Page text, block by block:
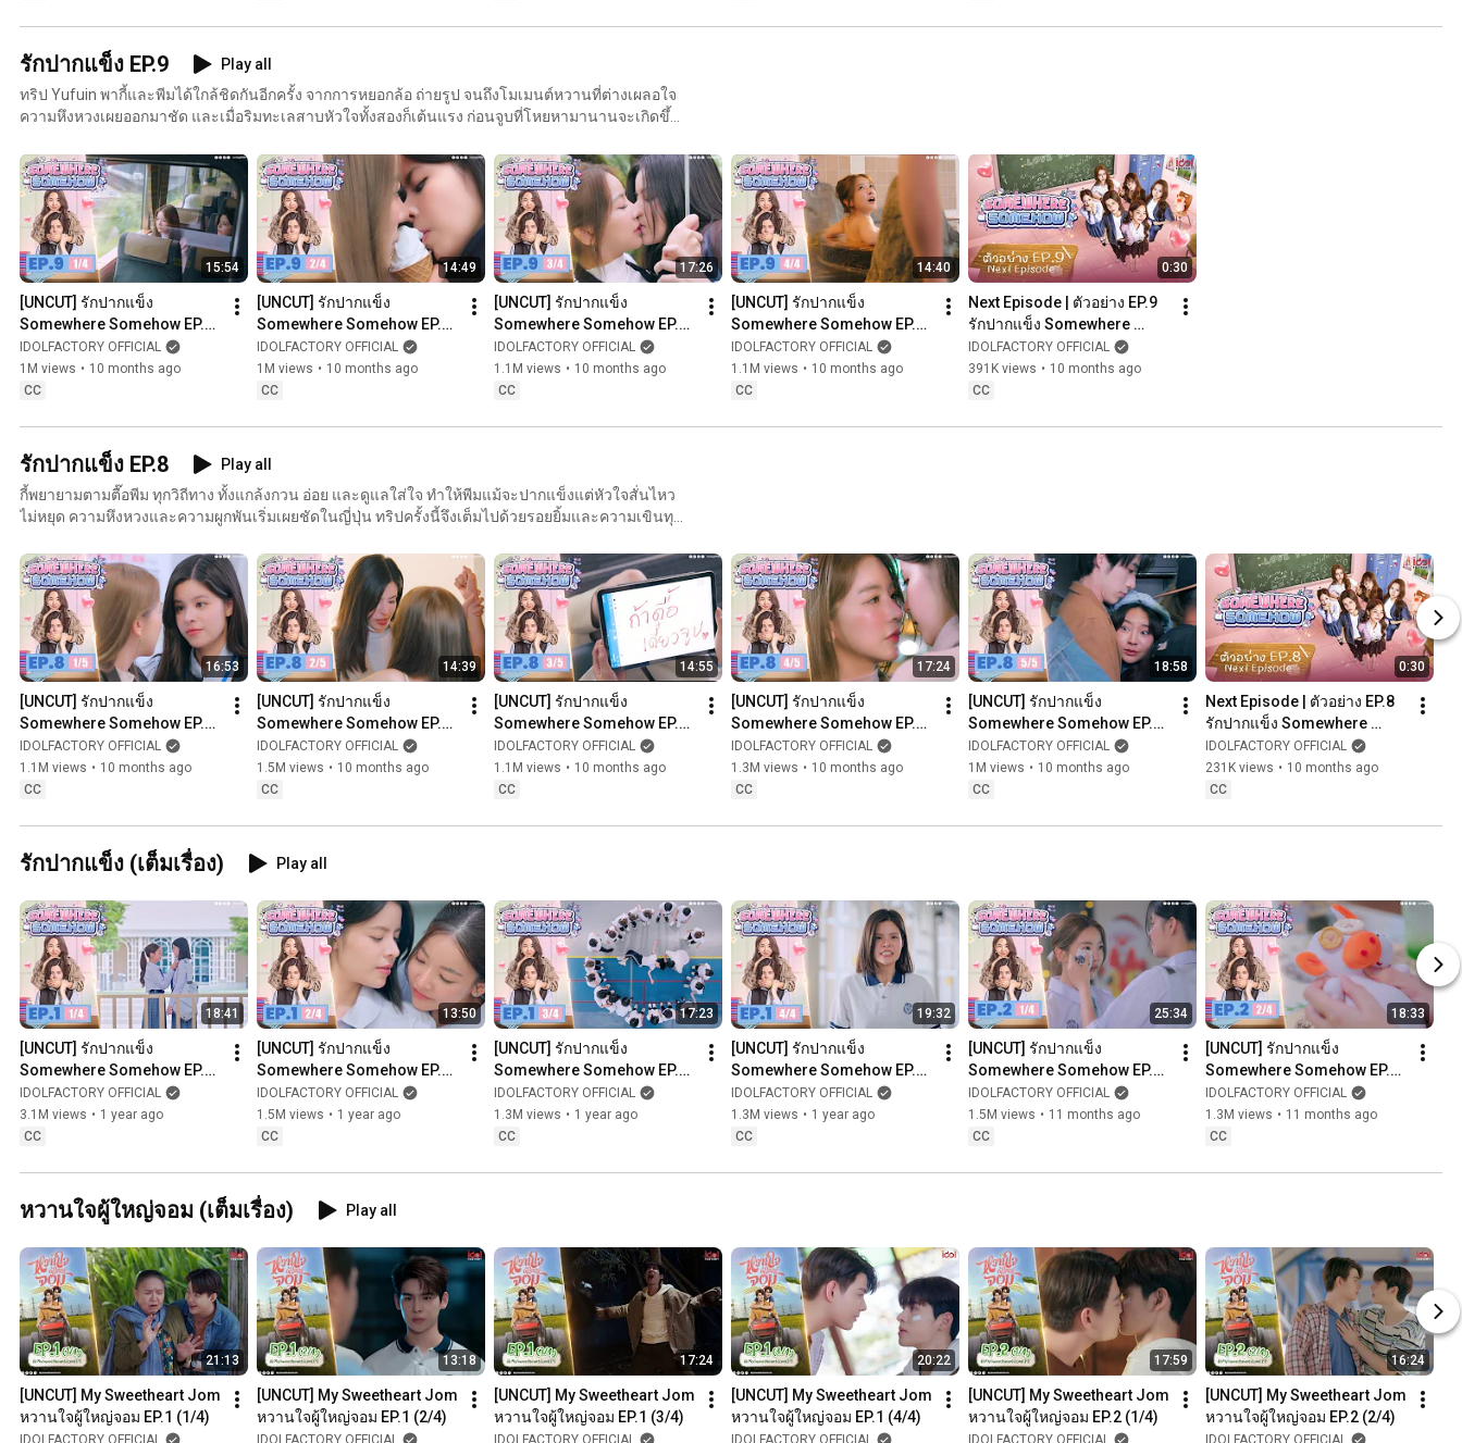
รักปากแข็ง EP.9
Play all
ทริป Yufuin พากี้และพีมได้ใกล้ชิดกันอีกครั้ง จากการหยอกล้อ ถ่ายรูป จนถึงโมเมนต์หวานที่ต่างเผลอใจ
ความหึงหวงเผยออกมาชัด และเมื่อริมทะเลสาบหัวใจทั้งสองก็เต้นแรง ก่อนจูบที่โหยหามานานจะเกิดขึ้น
moments. Jealousy slips through, and by the lakeside, their long-yearned kiss finally brings their
hearts back together. 由布院之旅让Kee和Peem再次靠近，从打趣、合影到甜蜜瞬间，心动不断。
醋意渐渐浮现，而在湖畔，两人终于迎来那场期待已久的吻。 A viagem para Yufuin aproxima Kee
e Peem mais uma vez entre provocações, fotos e momentos de puro encanto. O ciúme se revela,
e à beira do lago, o tão esperado beijo finalmente une seus corações.
15:54
[UNCUT] รักปากแข็ง
Somewhere Somehow EP.9
(1/4)
IDOLFACTORY OFFICIAL
1M views • 10 months ago
CC
14:49
[UNCUT] รักปากแข็ง
Somewhere Somehow EP.9
(2/4)
IDOLFACTORY OFFICIAL
1M views • 10 months ago
CC
17:26
[UNCUT] รักปากแข็ง
Somewhere Somehow EP.9
(3/4)
IDOLFACTORY OFFICIAL
1.1M views • 10 months ago
CC
14:40
[UNCUT] รักปากแข็ง
Somewhere Somehow EP.9
(4/4)
IDOLFACTORY OFFICIAL
1.1M views • 10 months ago
CC
0:30
Next Episode | ตัวอย่าง EP.9
รักปากแข็ง Somewhere
Somehow
IDOLFACTORY OFFICIAL
391K views • 10 months ago
CC
รักปากแข็ง EP.8
Play all
กี้พยายามตามตื๊อพีม ทุกวิถีทาง ทั้งแกล้งกวน อ่อย และดูแลใส่ใจ ทำให้พีมแม้จะปากแข็งแต่หัวใจสั่นไหว
ไม่หยุด ความหึงหวงและความผูกพันเริ่มเผยชัดในญี่ปุ่น ทริปครั้งนี้จึงเต็มไปด้วยรอยยิ้มและความเขินทุก
Peem stays stubborn, her heart can’t stop trembling. In Japan, jealousy and hidden feelings rise to
the surface, turning every moment into smiles, blushes, and sweet tension. Kee用尽办法黏着
Peem，时而捉弄、时而体贴又暗暗撒娇。即使Peem嘴硬，心却不断颤动。在日本，醋意与深情逐
渐浮现，每一刻都充满笑意与心动。 Kee faz de tudo para reconquistar Peem entre provocações,
cuidados e flertes irresistíveis. Mesmo orgulhosa, o coração de Peem não para de acelerar. No
Japão, ciúmes e sentimentos guardados vêm à tona, tornando cada instante cheio de sorrisos,
suspiros e tensão doce.
16:53
[UNCUT] รักปากแข็ง
Somewhere Somehow EP.8
(1/5)
IDOLFACTORY OFFICIAL
1.1M views • 10 months ago
CC
14:39
[UNCUT] รักปากแข็ง
Somewhere Somehow EP.8
(2/5)
IDOLFACTORY OFFICIAL
1.5M views • 10 months ago
CC
14:55
[UNCUT] รักปากแข็ง
Somewhere Somehow EP.8
(3/5)
IDOLFACTORY OFFICIAL
1.1M views • 10 months ago
CC
17:24
[UNCUT] รักปากแข็ง
Somewhere Somehow EP.8
(4/5)
IDOLFACTORY OFFICIAL
1.3M views • 10 months ago
CC
18:58
[UNCUT] รักปากแข็ง
Somewhere Somehow EP.8
(5/5)
IDOLFACTORY OFFICIAL
1M views • 10 months ago
CC
0:30
Next Episode | ตัวอย่าง EP.8
รักปากแข็ง Somewhere
Somehow
IDOLFACTORY OFFICIAL
231K views • 10 months ago
CC
รักปากแข็ง (เต็มเรื่อง) Play all
18:41
[UNCUT] รักปากแข็ง
Somewhere Somehow EP.1
(1/4)
IDOLFACTORY OFFICIAL
3.1M views • 1 year ago
CC
13:50
[UNCUT] รักปากแข็ง
Somewhere Somehow EP.1
(2/4)
IDOLFACTORY OFFICIAL
1.5M views • 1 year ago
CC
17:23
[UNCUT] รักปากแข็ง
Somewhere Somehow EP.1
(3/4)
IDOLFACTORY OFFICIAL
1.3M views • 1 year ago
CC
19:32
[UNCUT] รักปากแข็ง
Somewhere Somehow EP.1
(4/4)
IDOLFACTORY OFFICIAL
1.3M views • 1 year ago
CC
25:34
[UNCUT] รักปากแข็ง
Somewhere Somehow EP.2
(1/4)
IDOLFACTORY OFFICIAL
1.5M views • 11 months ago
CC
18:33
[UNCUT] รักปากแข็ง
Somewhere Somehow EP.2
(2/4)
IDOLFACTORY OFFICIAL
1.3M views • 11 months ago
CC
หวานใจผู้ใหญ่จอม (เต็มเรื่อง) Play all
21:13
[UNCUT] My Sweetheart Jom
หวานใจผู้ใหญ่จอม EP.1 (1/4)
IDOLFACTORY OFFICIAL
13:18
[UNCUT] My Sweetheart Jom
หวานใจผู้ใหญ่จอม EP.1 (2/4)
IDOLFACTORY OFFICIAL
17:24
[UNCUT] My Sweetheart Jom
หวานใจผู้ใหญ่จอม EP.1 (3/4)
IDOLFACTORY OFFICIAL
20:22
[UNCUT] My Sweetheart Jom
หวานใจผู้ใหญ่จอม EP.1 (4/4)
IDOLFACTORY OFFICIAL
17:59
[UNCUT] My Sweetheart Jom
หวานใจผู้ใหญ่จอม EP.2 (1/4)
IDOLFACTORY OFFICIAL
16:24
[UNCUT] My Sweetheart Jom
หวานใจผู้ใหญ่จอม EP.2 (2/4)
IDOLFACTORY OFFICIAL